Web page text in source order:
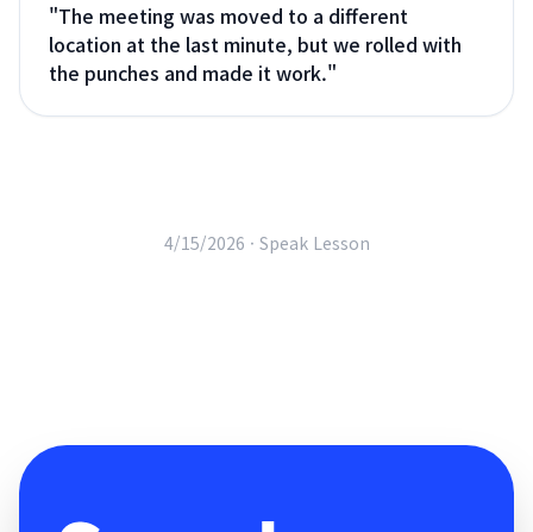
"The meeting was moved to a different
location at the last minute, but we rolled with
the punches and made it work."
4/15/2026 · Speak Lesson